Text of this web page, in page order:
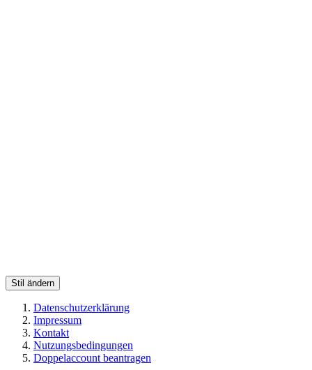
Stil ändern
Datenschutzerklärung
Impressum
Kontakt
Nutzungsbedingungen
Doppelaccount beantragen